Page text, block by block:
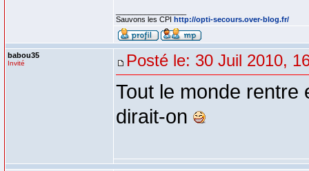
Sauvons les CPI http://opti-secours.over-blog.fr/
babou35
Invité Posté le: 30 Juil 2010,
Tout le monde rentre
dirait-on